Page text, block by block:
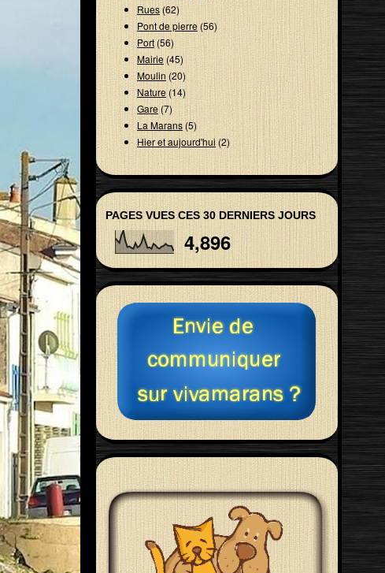
Rues(62)
Pont de pierre(56)
Port(56)
Mairie(45)
Moulin(20)
Nature(14)
Gare (7)
La Marans(5)
Hier et aujourd'hui (2)
PAGES VUES CES 30 DERNIERS JOURS
4,896